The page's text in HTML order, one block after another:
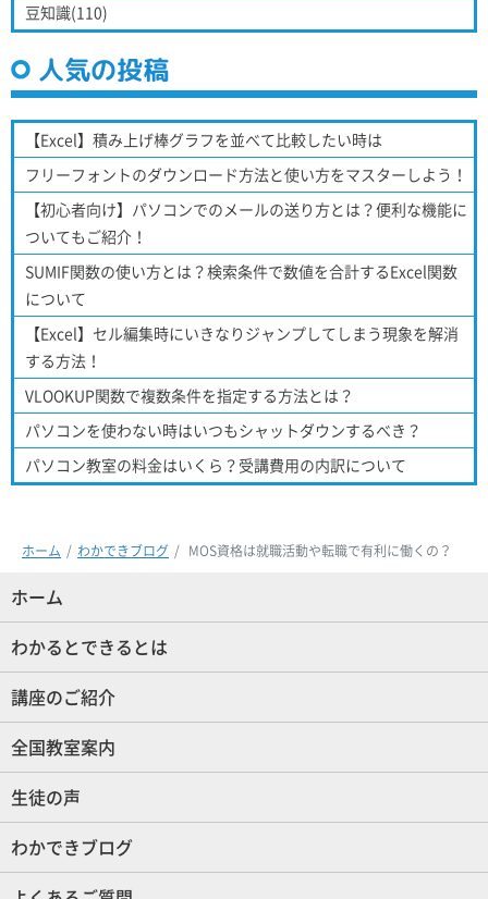
豆知識(110)
人気の投稿
【Excel】積み上げ棒グラフを並べて比較したい時は
フリーフォントのダウンロード方法と使い方をマスターしよう！
【初心者向け】パソコンでのメールの送り方とは？便利な機能に
ついてもご紹介！
SUMIF関数の使い方とは？検索条件で数値を合計するExcel関数
について
【Excel】セル編集時にいきなりジャンプしてしまう現象を解消
する方法！
VLOOKUP関数で複数条件を指定する方法とは？
パソコンを使わない時はいつもシャットダウンするべき？
パソコン教室の料金はいくら？受講費用の内訳について
ホーム わかできブログ MOS資格は就職活動や転職で有利に働くの？
ホーム
わかるとできるとは
講座のご紹介
全国教室案内
生徒の声
わかできブログ